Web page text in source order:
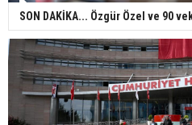
SON DAKİKA... Özgür Özel ve 90